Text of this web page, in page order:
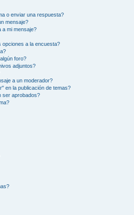
o enviar una respuesta?
mensaje?
a mi mensaje?
opciones a la encuesta?
foro?
adjuntos?
a un moderador?
en la publicación de temas?
ser aprobados?